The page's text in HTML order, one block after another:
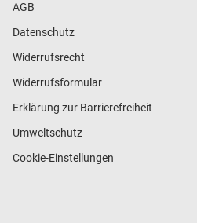
AGB
Datenschutz
Widerrufsrecht
Widerrufsformular
Erklärung zur Barrierefreiheit
Umweltschutz
Cookie-Einstellungen